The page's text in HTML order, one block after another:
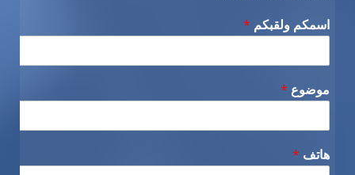
اسمكم ولقبكم *
موضوع *
هاتف *